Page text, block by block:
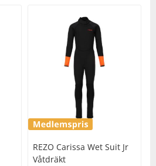
REZO Carissa Wet Suit Jr
Våtdräkt